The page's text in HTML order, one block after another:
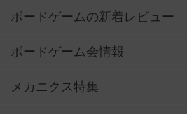
ボードゲームの新着レビュー
ボードゲーム会情報
メカニクス特集